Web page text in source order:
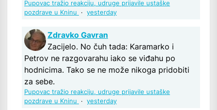
Pupovac tražio reakciju, udruge prijavile ustaške
pozdrave u Kninu
· yesterday
Zdravko Gavran
Zacijelo. No čuh tada: Karamarko i
Petrov ne razgovarahu iako se viđahu po
hodnicima. Tako se ne može nikoga pridobiti
za sebe.
Pupovac tražio reakciju, udruge prijavile ustaške
pozdrave u Kninu
· yesterday